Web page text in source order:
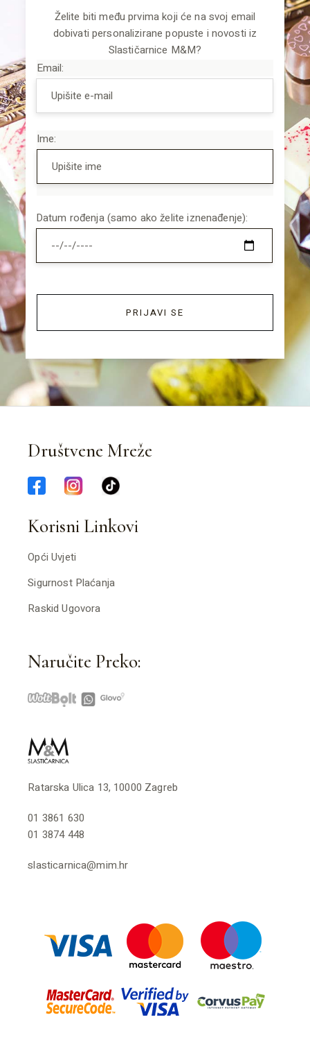
Želite biti među prvima koji će na svoj email
dobivati personalizirane popuste i novosti iz
Slastičarnice M&M?
Email:
Ime:
Datum rođenja (samo ako želite iznenađenje):
PRIJAVI SE
Društvene Mreže
Korisni Linkovi
Opći Uvjeti
Sigurnost Plaćanja
Raskid Ugovora
Naručite Preko:
Ratarska Ulica 13, 10000 Zagreb
01 3861 630
01 3874 448
slasticarnica@mim.hr